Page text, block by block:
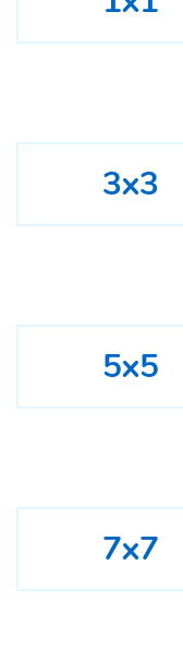
3x3
5x5
7x7